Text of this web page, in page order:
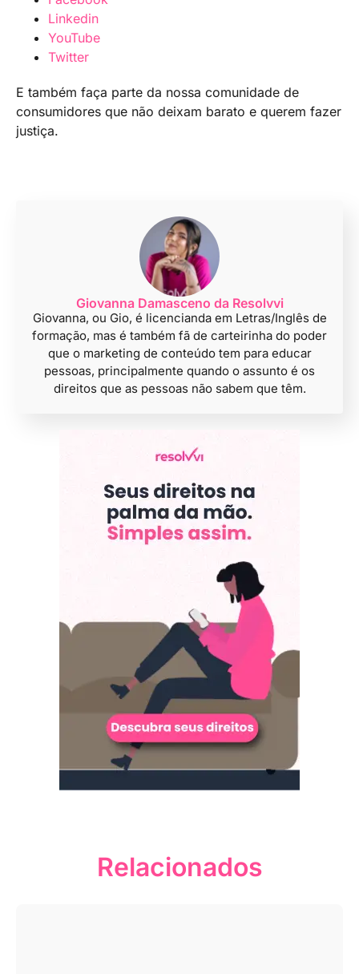
Linkedin
YouTube
Twitter
E também faça parte da nossa comunidade de
consumidores que não deixam barato e querem fazer
justiça.
Giovanna Damasceno da Resolvvi
Giovanna, ou Gio, é licencianda em Letras/Inglês de
formação, mas é também fã de carteirinha do poder
que o marketing de conteúdo tem para educar
pessoas, principalmente quando o assunto é os
direitos que as pessoas não sabem que têm.
Relacionados